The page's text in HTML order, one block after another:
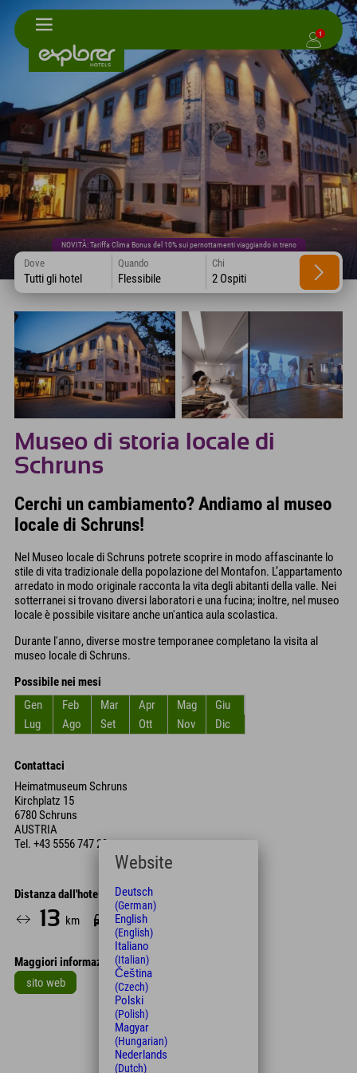
1
NOVITÀ: Tariffa Clima Bonus del 10% sui pernottamenti viaggiando in treno
Dove
Tutti gli hotel
Quando
Flessibile
Chi
2 Ospiti
Museo di storia locale di
Schruns
Cerchi un cambiamento? Andiamo al museo
locale di Schruns!
Nel Museo locale di Schruns potrete scoprire in modo affascinante lo
stile di vita tradizionale della popolazione del Montafon. L’appartamento
arredato in modo originale racconta la vita degli abitanti della valle. Nei
sotterranei si trovano diversi laboratori e una fucina; inoltre, nel museo
locale è possibile visitare anche un'antica aula scolastica.
Durante l'anno, diverse mostre temporanee completano la visita al
museo locale di Schruns.
Possibile nei mesi
Gen
Feb Mar Apr Mag
Giu
Lug
Ago Set Ott Nov Dic
Contattaci
Heimatmuseum Schruns
Kirchplatz 15
6780 Schruns
AUSTRIA
Tel. +43 5556 747 23
Distanza dall'hotel
13 km 17 Min.
Maggiori informazioni
sito web
Website
Deutsch
(German)
English
(English)
Italiano
(Italian)
Čeština
(Czech)
Polski
(Polish)
Magyar
(Hungarian)
Nederlands
(Dutch)